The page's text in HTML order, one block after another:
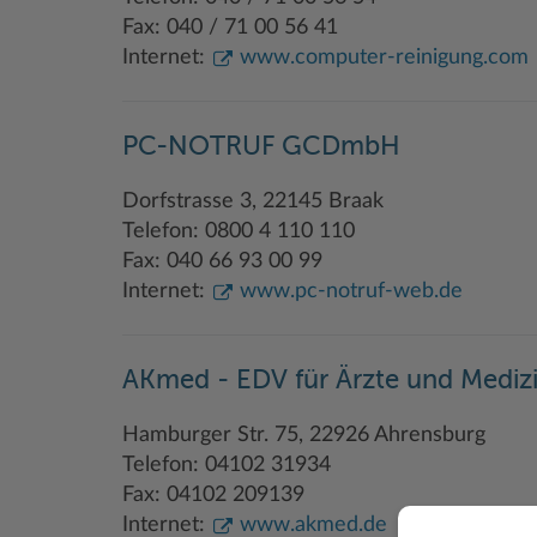
Fax: 040 / 71 00 56 41
Internet:
www.computer-reinigung.com
PC-NOTRUF GCDmbH
Dorfstrasse 3, 22145 Braak
Telefon: 0800 4 110 110
Fax: 040 66 93 00 99
Internet:
www.pc-notruf-web.de
AKmed - EDV für Ärzte und
Hamburger Str. 75, 22926 Ahrensburg
Telefon: 04102 31934
Fax: 04102 209139
Internet:
www.akmed.de